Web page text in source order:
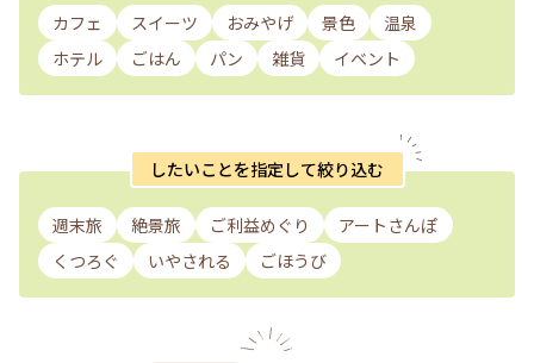
カフェ スイーツ おみやげ 景色
温泉
ホテル
ごはん パン 雑貨 イベント
したいことを指定して絞り込む
週末旅 絶景旅 ご利益めぐり
アートさんぽ
くつろぐ
いやされる ごほうび